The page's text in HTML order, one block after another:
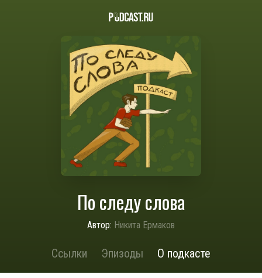
По следу слова
Автор: Никита Ермаков
Ссылки Эпизоды О подкасте